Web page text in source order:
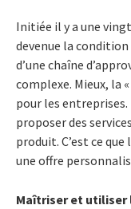
Initiée il y a une
devenue la
d’une chaîne
complexe. Mieux, la
pour les
proposer des
produit. C’est ce
une offre
Maîtriser et utiliser